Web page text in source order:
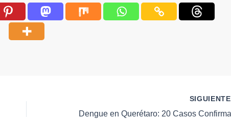
SIGUIENTE